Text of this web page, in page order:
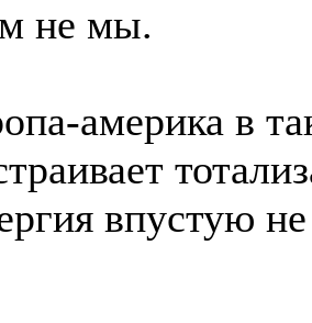
не мы.
америка в
впустую не